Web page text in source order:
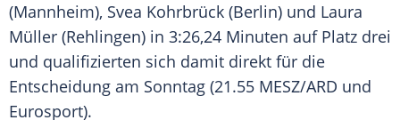
(Mannheim), Svea Kohrbrück (Berlin) und Laura
Müller (Rehlingen) in 3:26,24 Minuten auf Platz drei
und qualifizierten sich damit direkt für die
Entscheidung am Sonntag (21.55 MESZ/ARD und
Eurosport).